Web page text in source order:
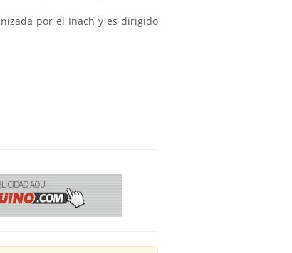
por el Inach y es dirigido